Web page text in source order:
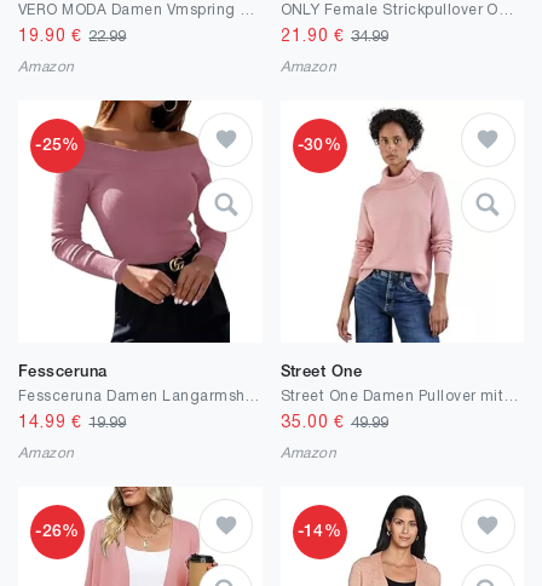
19.90 €22.99
Amazon
21.90 € 34.99
Amazon
-25%
Fessceruna
14.99 €19.99
Amazon
-30%
Street One
35.00 € 49.99
Amazon
-26% -14%